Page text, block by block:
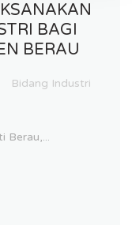
BAGI
BERAU
Bidang Industri
Berau,...